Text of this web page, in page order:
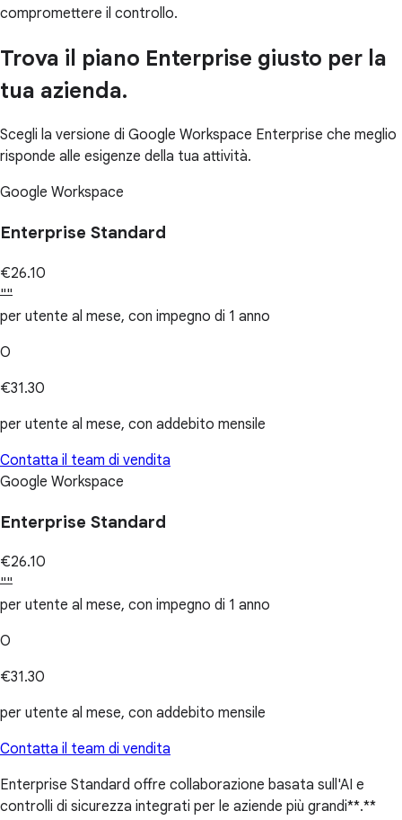
compromettere il controllo.
Trova il piano Enterprise giusto per la
tua azienda.
Scegli la versione di Google Workspace Enterprise che meglio
risponde alle esigenze della tua attività.
Google Workspace
Enterprise Standard
€26.10
""
per utente al mese, con impegno di 1 anno
O
€31.30
per utente al mese, con addebito mensile
Contatta il team di vendita
Google Workspace
Enterprise Standard
€26.10
""
per utente al mese, con impegno di 1 anno
O
€31.30
per utente al mese, con addebito mensile
Contatta il team di vendita
Enterprise Standard offre collaborazione basata sull'AI e
controlli di sicurezza integrati per le aziende più grandi**.**